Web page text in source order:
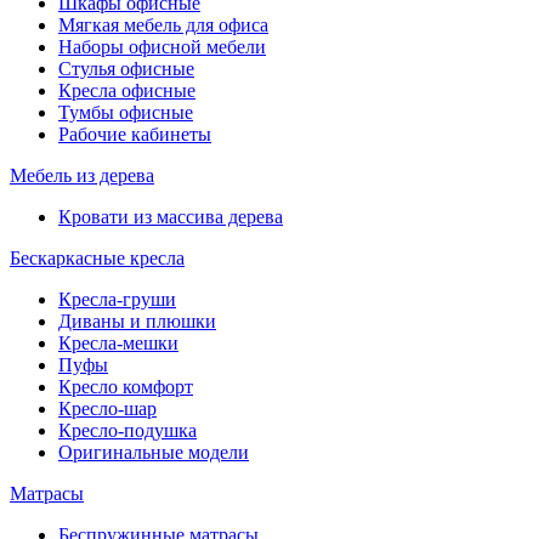
Мягкая мебель для офиса
Наборы офисной мебели
Стулья офисные
Кресла офисные
Тумбы офисные
Рабочие кабинеты
Мебель из дерева
Кровати из массива дерева
Бескаркасные кресла
Кресла-груши
Диваны и плюшки
Кресла-мешки
Пуфы
Кресло комфорт
Кресло-шар
Кресло-подушка
Оригинальные модели
Матрасы
Беспружинные матрасы